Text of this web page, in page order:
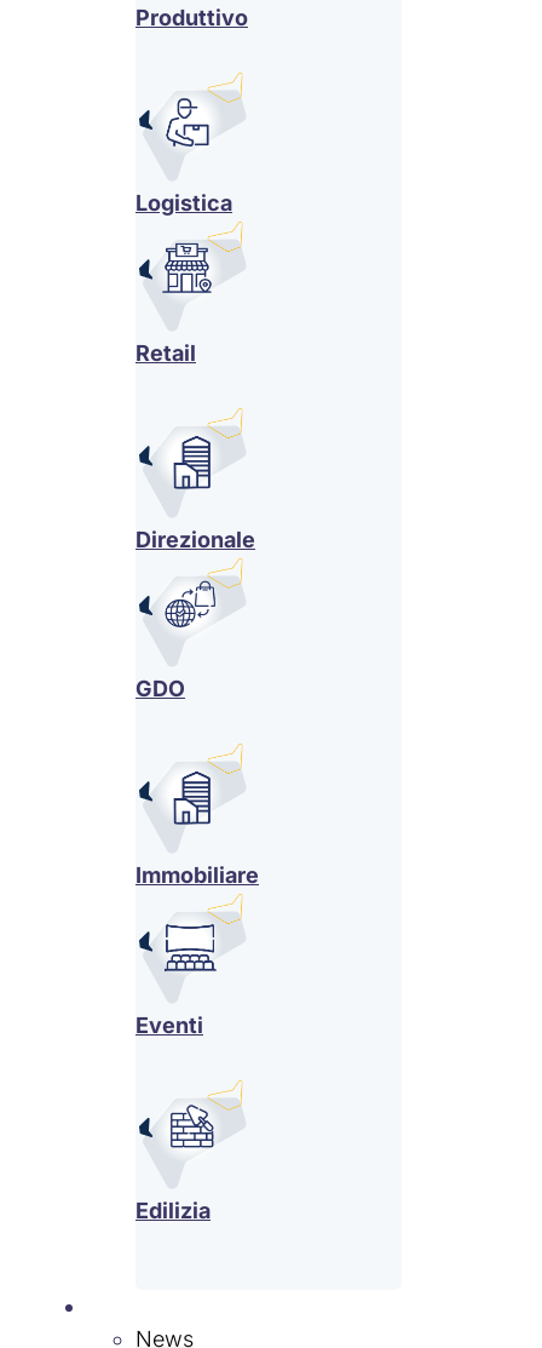
Produttivo
Logistica
Retail
Direzionale
GDO
Immobiliare
Eventi
Edilizia
News